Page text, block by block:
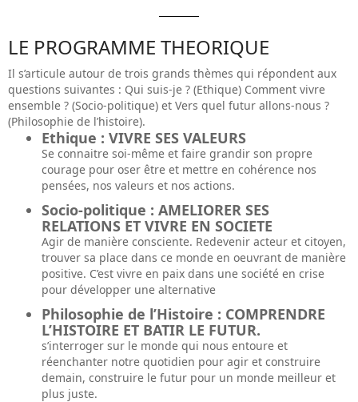
LE PROGRAMME THEORIQUE
Il s’articule autour de trois grands thèmes qui répondent aux
questions suivantes : Qui suis-je ? (Ethique) Comment vivre
ensemble ? (Socio-politique) et Vers quel futur allons-nous ?
(Philosophie de l’histoire).
Ethique : VIVRE SES VALEURS
Se connaitre soi-même et faire grandir son propre
courage pour oser être et mettre en cohérence nos
pensées, nos valeurs et nos actions.
Socio-politique : AMELIORER SES
RELATIONS ET VIVRE EN SOCIETE
Agir de manière consciente. Redevenir acteur et citoyen,
trouver sa place dans ce monde en oeuvrant de manière
positive. C’est vivre en paix dans une société en crise
pour développer une alternative
Philosophie de l’Histoire : COMPRENDRE
L’HISTOIRE ET BATIR LE FUTUR.
s’interroger sur le monde qui nous entoure et
réenchanter notre quotidien pour agir et construire
demain, construire le futur pour un monde meilleur et
plus juste.